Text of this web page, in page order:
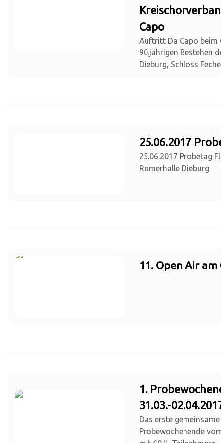
Capo
Auftritt Da Capo beim
90.jährigen Bestehen
Dieburg, Schloss
25.06.2017
25.06.2017 Probetag
Römerhalle Dieburg
11. Open Air am
1.
31.03.-
Das erste
Probewochenende